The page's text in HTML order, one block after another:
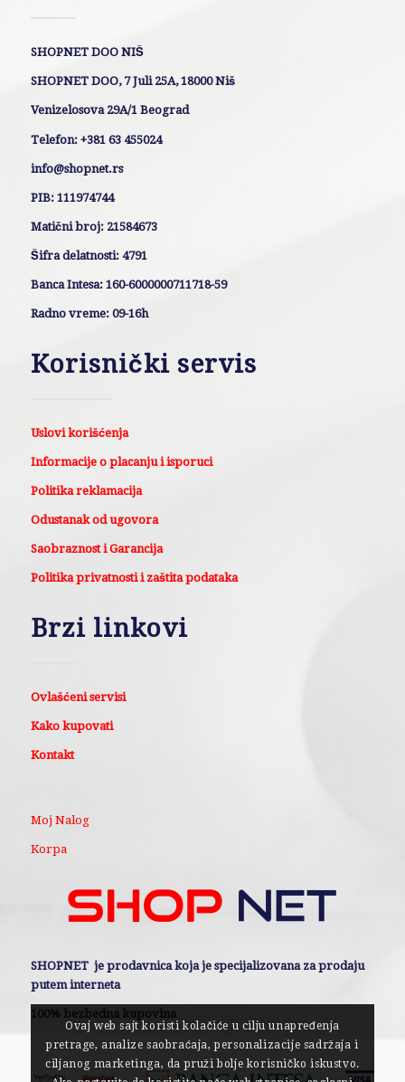
SHOPNET DOO NIŠ
SHOPNET DOO, 7 Juli 25A, 18000 Niš
Venizelosova 29A/1 Beograd
Telefon: +381 63 455024
info@shopnet.rs
PIB: 111974744
Matični broj: 21584673
Šifra delatnosti: 4791
Banca Intesa: 160-6000000711718-59
Radno vreme: 09-16h
Korisnički servis
Uslovi korišćenja
Informacije o placanju i isporuci
Politika reklamacija
Odustanak od ugovora
Saobraznost i Garancija
Politika privatnosti i zaštita podataka
Brzi linkovi
Ovlašćeni servisi
Kako kupovati
Kontakt
Moj Nalog
Korpa
SHOPNET je prodavnica koja je specijalizovana za prodaju
putem interneta
100% bezbedna kupovina
Ovaj web sajt koristi kolačiće u cilju unapređenja
pretrage, analize saobraćaja, personalizacije sadržaja i
ciljanog marketinga, da pruži bolje korisničko iskustvo.